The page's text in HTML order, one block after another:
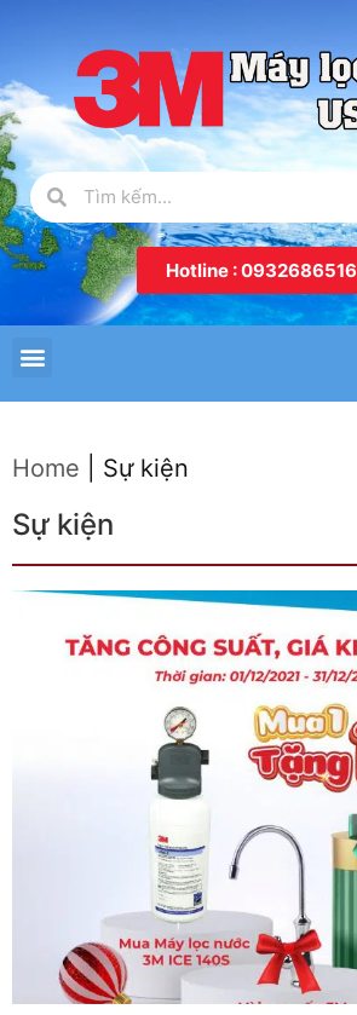
Hotline : 0932686516
Home Sự kiện
Sự kiện